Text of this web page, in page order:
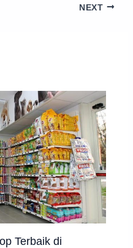
NEXT
Terbaik di